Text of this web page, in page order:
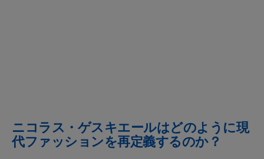
ニコラス・ゲスキエールはどのように現
代ファッションを再定義するのか？